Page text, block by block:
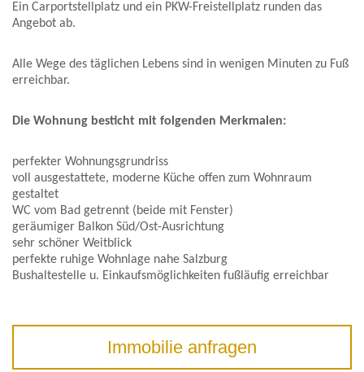
Ein Carportstellplatz und ein PKW-Freistellplatz runden das
Angebot ab.
Alle Wege des täglichen Lebens sind in wenigen Minuten zu Fuß
erreichbar.
Die Wohnung besticht mit folgenden Merkmalen:
perfekter Wohnungsgrundriss
voll ausgestattete, moderne Küche offen zum Wohnraum
gestaltet
WC vom Bad getrennt (beide mit Fenster)
geräumiger Balkon Süd/Ost-Ausrichtung
sehr schöner Weitblick
perfekte ruhige Wohnlage nahe Salzburg
Bushaltestelle u. Einkaufsmöglichkeiten fußläufig erreichbar
Immobilie anfragen